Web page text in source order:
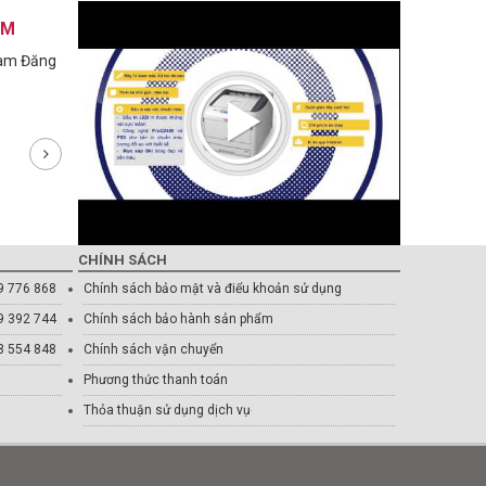
Đăng
776 868
392 744
554 848
CHÍNH SÁCH
Chính sách bảo mật và điểu khoản sử dụng
Chính sách bảo hành sản phẩm
Chính sách vận chuyển
Phương thức thanh toán
Thỏa thuận sử dụng dịch vụ